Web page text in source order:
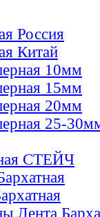
Россия
Китай
10мм
15мм
20мм
25-
СТЕЙЧ
Лента